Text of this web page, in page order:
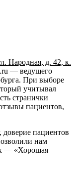
Народная, д. 42, к.
— ведущего
При выборе
учитывал
странички
пациентов,
доверие пациентов
нам
— «Хорошая